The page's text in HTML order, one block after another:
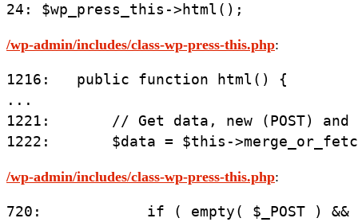
24: $wp_press_this->html();
/wp-admin/includes/class-wp-press-this.php:
1216:   public function html() {
...
1221:       // Get data, new (POST) and
1222:       $data = $this-
/wp-admin/includes/class-wp-press-this.php:
720:            if ( empty( $_POST )